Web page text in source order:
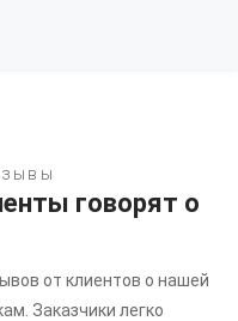
говорят о
от клиентов о нашей
Заказчики легко